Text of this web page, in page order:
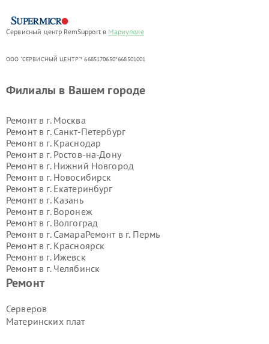
Сервисный центр RemSupport в Мариуполе
ООО "СЕРВИСНЫЙ ЦЕНТР"* 6685170650*668501001
Ремонт
Серверов
Материнских плат
Филиалы в Вашем городе
Ремонт в г. Москва
Ремонт в г. Санкт-Петербург
Ремонт в г. Краснодар
Ремонт в г. Ростов-на-Дону
Ремонт в г. Нижний Новгород
Ремонт в г. Новосибирск
Ремонт в г. Екатеринбург
Ремонт в г. Казань
Ремонт в г. Воронеж
Ремонт в г. Волгоград
Ремонт в г. СамараРемонт в г. Пермь
Ремонт в г. Красноярск
Ремонт в г. Ижевск
Ремонт в г. Челябинск
Ремонт в г.
Ремонт в г.
Ремонт в г.
Ремонт в г.Барнаул